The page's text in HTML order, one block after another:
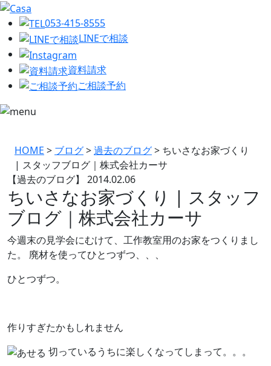
053-415-8555
LINEで相談
資料請求
ご相談予約
HOME > ブログ>過去のブログ> ちいさなお家づくり
| スタッフブログ｜株式会社カーサ
【過去のブログ】 2014.02.06
ちいさなお家づくり | スタッフ
ブログ｜株式会社カーサ
今週末の見学会にむけて、工作教室用のお家をつくりまし
た。 廃材を使ってひとつずつ、、、
ひとつずつ。
作りすぎたかもしれません
切っているうちに楽しくなってしまって。。。